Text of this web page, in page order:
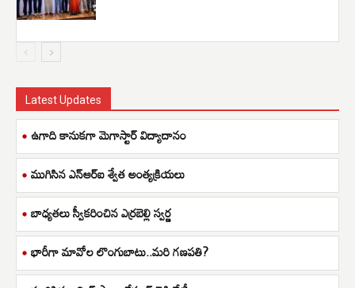
Latest Updates
ఉగాది కానుకగా మెగాస్టార్ విద్యాదానం
ముగిసిన ఎన్ఆర్ఐ శ్వేత అంత్యక్రియలు
బాధ్యతలు స్వీకరించిన ఎర్రబెల్లి స్వర్ణ
భారీగా మావోల లొంగుబాటు..మరి గణపతి?